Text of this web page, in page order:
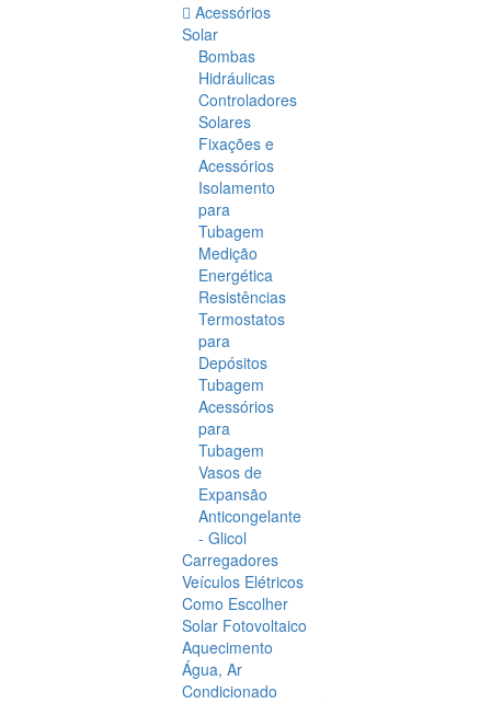
Acessórios
Solar
Bombas
Hidráulicas
Controladores
Solares
Fixações e
Acessórios
Isolamento
para
Tubagem
Medição
Energética
Resistências
Termostatos
para
Depósitos
Tubagem
Acessórios
para
Tubagem
Vasos de
Expansão
Anticongelante
- Glicol
Carregadores
Veículos Elétricos
Como Escolher
Solar Fotovoltaico
Aquecimento
Água, Ar
Condicionado